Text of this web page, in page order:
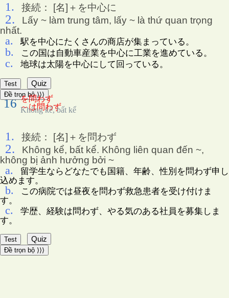
1. 接続： [名]＋を中心に
2.
Lấy ~ làm trung tâm, lấy ~ là thứ quan trọng
nhất.
a. 駅を中心にたくさんの商店が集まっている。
b. この国は自動車産業を中心に工業を進めている。
c. 地球は太陽を中心にして回っている。
Test Quiz
Đề trọn bộ ⟩⟩⟩
16 を問わず
～は問わず
Không kể, bất kể
1. 接続： [名]＋を問わず
2.
Không kể, bất kể. Không liên quan đến ~,
không bị ảnh hưởng bởi ~
a.
留学生ならどなたでも国籍、年齢、性別を問わず申し
込めます。
b.
この病院では昼夜を問わず救急患者を受け付けま
す。
c.
学歴、経験は問わず、やる気のある社員を募集しま
す。
Test Quiz
Đề trọn bộ ⟩⟩⟩